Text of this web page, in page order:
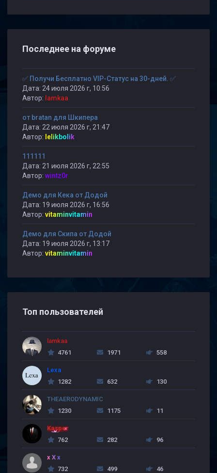
Последнее на форуме
✅ Получи Бесплатно VIP-Статус на 30-дней. ✅
Дата: 24 июля 2026 г, 10:56
Автор: lamkaa
от bratan для Шкипера
Дата: 22 июля 2026 г, 21:47
Автор: lelikbolik
111111
Дата: 21 июля 2026 г, 22:55
Автор: wintz0r
Демо для Кека от Додой
Дата: 19 июля 2026 г, 16:56
Автор: vitaminvitamin
Демо для Скипа от Додой
Дата: 19 июля 2026 г, 13:17
Автор: vitaminvitamin
Топ пользователей
lamkaa
4761
1971 558
Lexa
1282
632 130
THEAERODYNAMIC
1230
1175 11
Kasper
762
282 96
x X x
732
499 46